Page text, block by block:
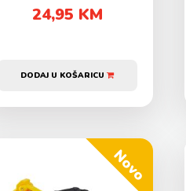
24,95 KM
DODAJ U KOŠARICU
Novo